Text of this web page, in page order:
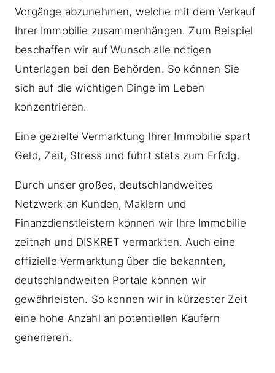
Vorgänge abzunehmen, welche mit dem Verkauf
Ihrer Immobilie zusammenhängen. Zum Beispiel
beschaffen wir auf Wunsch alle nötigen
Unterlagen bei den Behörden. So können Sie
sich auf die wichtigen Dinge im Leben
konzentrieren.
Eine gezielte Vermarktung Ihrer Immobilie spart
Geld, Zeit, Stress und führt stets zum Erfolg.
Durch unser großes, deutschlandweites
Netzwerk an Kunden, Maklern und
Finanzdienstleistern können wir Ihre Immobilie
zeitnah und DISKRET vermarkten. Auch eine
offizielle Vermarktung über die bekannten,
deutschlandweiten Portale können wir
gewährleisten. So können wir in kürzester Zeit
eine hohe Anzahl an potentiellen Käufern
generieren.